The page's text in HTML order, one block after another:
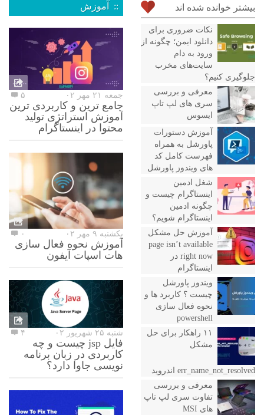
بیشتر خوانده شده اند
نکات ضروری برای
دانلود ایمن؛ چگونه از
ورود به دام
سایت‌های مخرب
جلوگیری کنیم؟
معرفی و بررسی
سری های لپ تاپ
ایسوس
آموزش دستورات
پاورشل به همراه
فهرست کامل کد
های ویندوز پاورشل
شغل ادمین
اینستاگرام چیست و
چگونه ادمین
اینستاگرام شویم؟
آموزش حل مشکل
page isn’t available
right now در
اینستاگرام
ویندوز پاورشل
چیست ؟ کاربرد ها و
نحوه فعال سازی
powershell
۱۱ راهکار برای حل
مشکل
err_name_not_resolved اندروید
معرفی و بررسی
تفاوت سری لپ تاپ
های MSI
:: آموزش
جمعه ۲۱ مهر ۰۲ ۵
جامع ترین و کاربردی ترین
آموزش استراتژی تولید
محتوا در اینستاگرام
یکشنبه ۹ مهر ۰۲ ۰
آموزش نحوه فعال سازی
هات اسپات آیفون
شنبه ۲۵ شهریور ۰۲ ۴
فایل jsp چیست و چه
کاربردی در زبان برنامه
نویسی جاوا دارد؟